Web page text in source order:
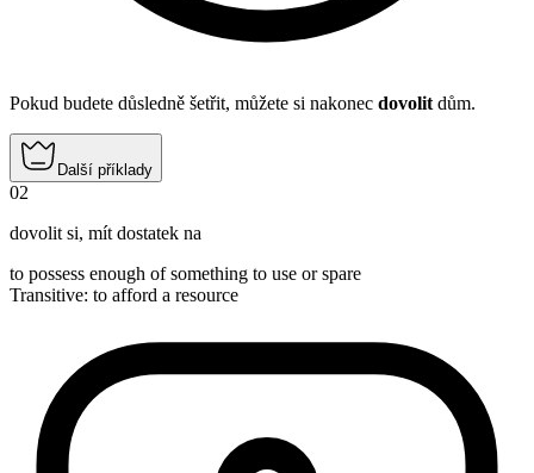
Pokud budete důsledně šetřit, můžete si nakonec dovolit dům.
Další příklady
02
dovolit si, mít dostatek na
to possess enough of something to use or spare
Transitive: to afford a resource